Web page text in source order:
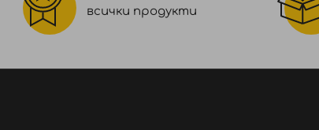
всички продукти